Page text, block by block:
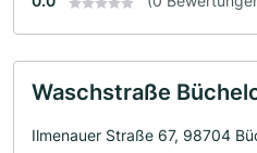
Waschstraße
Ilmenauer Straße 67, 98704